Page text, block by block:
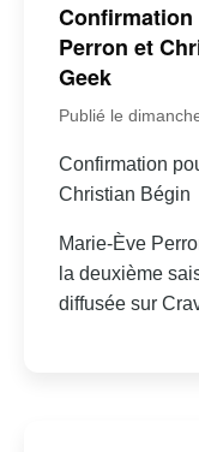
Confirmation
Perron et
Geek
Publié le
Confirmation
Christian Bégin
Marie-Ève
la deuxième
diffusée sur